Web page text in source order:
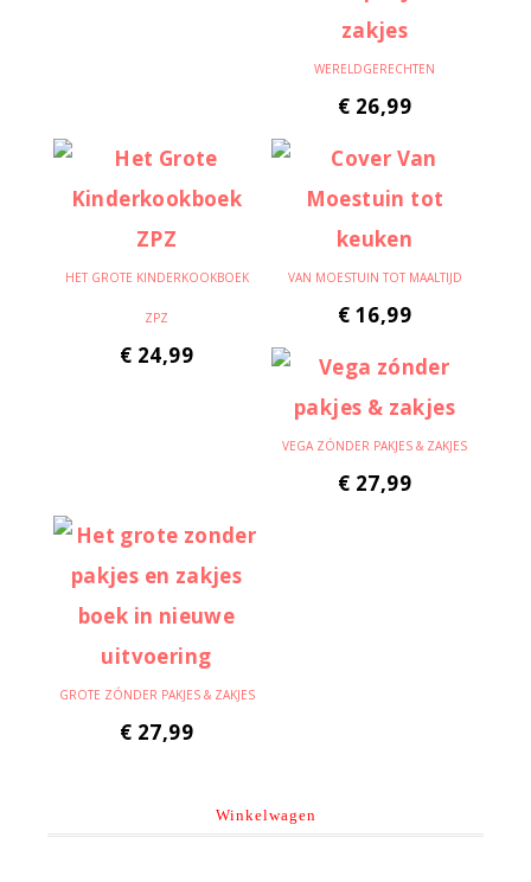
WERELDGERECHTEN
€ 26,99
HET GROTE KINDERKOOKBOEK
ZPZ
€ 24,99
VAN MOESTUIN TOT MAALTIJD
€ 16,99
VEGA ZÓNDER PAKJES & ZAKJES
€ 27,99
GROTE ZÓNDER PAKJES & ZAKJES
€ 27,99
Winkelwagen